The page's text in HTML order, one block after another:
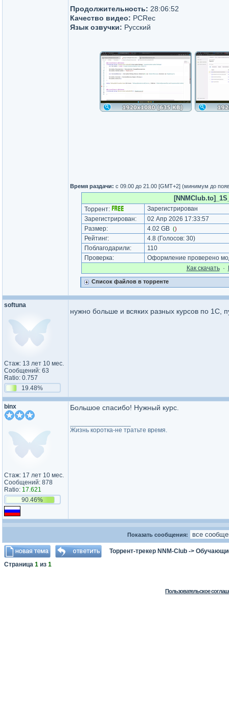
Продолжительность: 28:06:52
Качество видео: PCRec
Язык озвучки: Русский
Время раздачи: с 09.00 до 21.00 [GMT+2] (минимум до
Торрент:
Зарегистрирован
Зарегистрирован:
02 Апр 2026 17:33:57
Размер:
4.02 GB ()
Рейтинг: 4.8 (Голосов: 30)
Поблагодарили:
110
Проверка:
Оформление проверено
Как cкачать·
Список файлов в торренте
softuna
Стаж: 13 лет 10 мес.
Сообщений: 63
Ratio: 0.757
19.48%
нужно больше и всяких разных курсов по 1С,
binx
Стаж: 17 лет 10 мес.
Сообщений: 878
Ratio: 17.621
90.46%
Большое спасибо! Нужный курс.
Жизнь коротка-не тратьте время.
Показать сообщения:
Торрент-трекер NNM-Club ->
Страница 1 из 1
Пользовательское